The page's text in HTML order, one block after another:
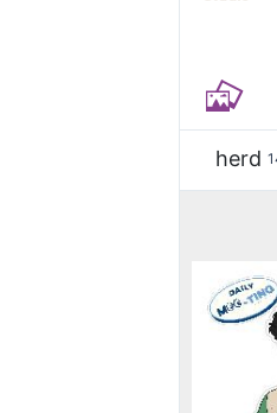
herd